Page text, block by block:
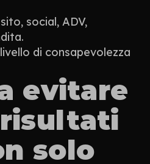
social, ADV,
di consapevolezza
evitare
solo